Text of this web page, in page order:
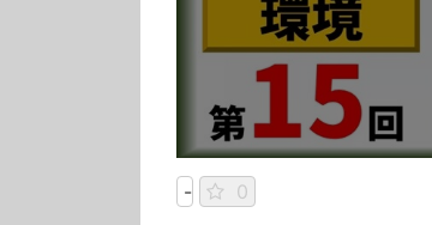
- 0